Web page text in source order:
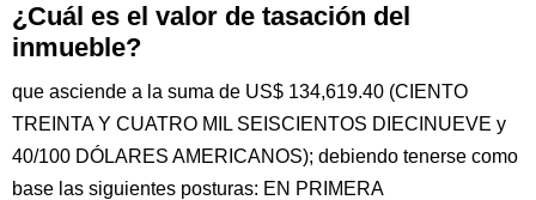
¿Cuál es el valor de tasación del
inmueble?
que asciende a la suma de US$ 134,619.40 (CIENTO
TREINTA Y CUATRO MIL SEISCIENTOS DIECINUEVE y
40/100 DÓLARES AMERICANOS); debiendo tenerse como
base las siguientes posturas: EN PRIMERA